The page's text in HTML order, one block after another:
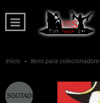
Início - Itens para
ESGOTADO